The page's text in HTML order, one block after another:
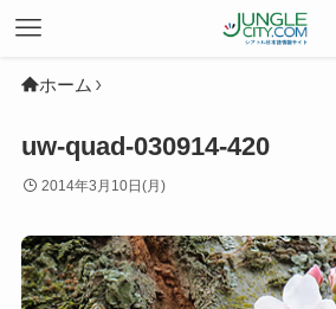
ホーム
uw-quad-030914-420
2014年3月10日(月)